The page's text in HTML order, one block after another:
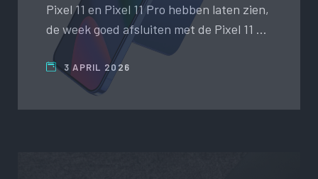
Pixel 11 en Pixel 11 Pro hebben laten zien,
de week goed afsluiten met de Pixel 11 …
3 APRIL 2026